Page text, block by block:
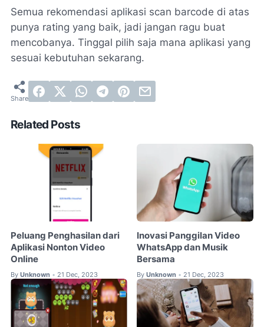
Semua rekomendasi aplikasi scan barcode di atas
punya rating yang baik, jadi jangan ragu buat
mencobanya. Tinggal pilih saja mana aplikasi yang
sesuai kebutuhan sekarang.
Related Posts
Peluang Penghasilan dari
Aplikasi Nonton Video
Online
By Unknown • 21 Dec, 2023
Inovasi Panggilan Video
WhatsApp dan Musik
Bersama
By Unknown • 21 Dec, 2023